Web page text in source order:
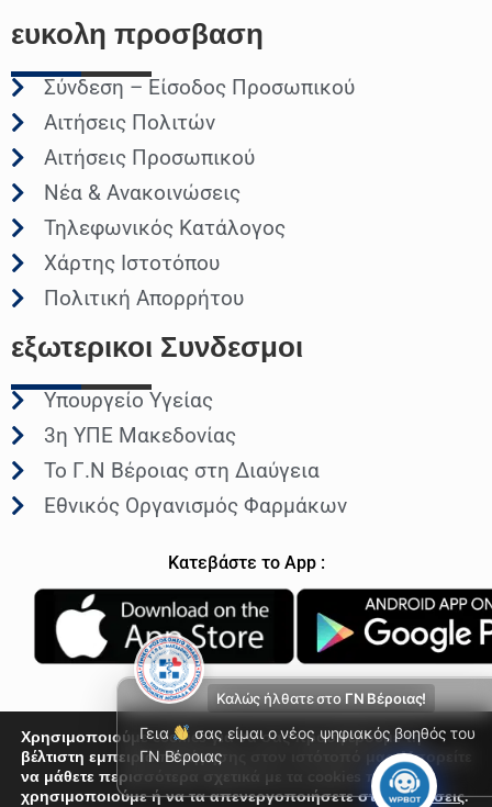
ευκολη προσβαση
Σύνδεση – Είσοδος Προσωπικού
Αιτήσεις Πολιτών
Αιτήσεις Προσωπικού
Νέα & Ανακοινώσεις
Τηλεφωνικός Κατάλογος
Χάρτης Ιστοτόπου
Πολιτική Απορρήτου
εξωτερικοι Συνδεσμοι
Υπουργείο Υγείας
3η ΥΠΕ Μακεδονίας
Το Γ.Ν Βέροιας στη Διαύγεια
Εθνικός Οργανισμός Φαρμάκων
Κατεβάστε το App :
© Γενικό Νοσοκομείο Βέροιας 2026
Καλώς ήλθατε στο ΓΝ Βέροιας!
Γεια
σας είμαι ο νέος ψηφιακός βοηθός του
ΓΝ Βέροιας
Χρησιμοποιούμε cookies για να σας προσφέρουμε τη
βέλτιστη εμπειρία πλοήγησης στον ιστότοπό μας. Μπορείτε
να μάθετε περισσότερα σχετικά με τα cookies που
χρησιμοποιούμε ή να τα απενεργοποιήσετε στιςΡυθμίσεις.